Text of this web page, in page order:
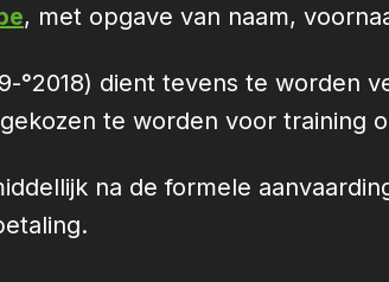
, met opgave van naam,
°2018) dient tevens te
te worden voor training
na de formele